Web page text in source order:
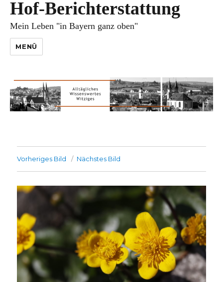
Hof-Berichterstattung
Mein Leben "in Bayern ganz oben"
MENÜ
Vorheriges Bild Nächstes Bild